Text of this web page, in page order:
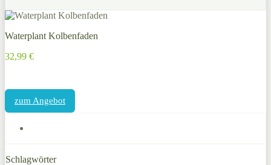
Waterplant Kolbenfaden
32,99 €
zum Angebot
Schlagwörter